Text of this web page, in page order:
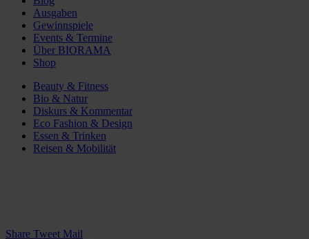
Ausgaben
Gewinnspiele
Events & Termine
Über BIORAMA
Shop
Beauty & Fitness
Bio & Natur
Diskurs & Kommentar
Eco Fashion & Design
Essen & Trinken
Reisen & Mobilität
Share Tweet Mail